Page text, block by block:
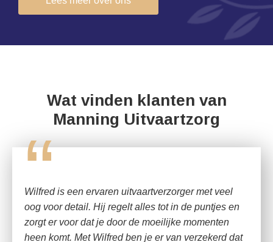
Wat vinden klanten van
Manning Uitvaartzorg
“
Wilfred is een ervaren uitvaartverzorger met veel
oog voor detail. Hij regelt alles tot in de puntjes en
zorgt er voor dat je door de moeilijke momenten
heen komt. Met Wilfred ben je er van verzekerd dat